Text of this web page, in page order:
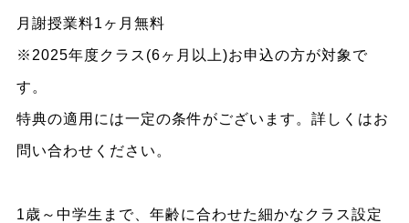
月謝授業料1ヶ月無料
※2025年度クラス(6ヶ月以上)お申込の方が対象で
す。
特典の適用には一定の条件がございます。詳しくはお
問い合わせください。
1歳～中学生まで、年齢に合わせた細かなクラス設定